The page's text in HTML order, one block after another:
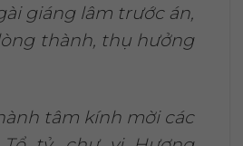
giáng lâm trước án,
thành, thụ hưởng
tâm kính mời các